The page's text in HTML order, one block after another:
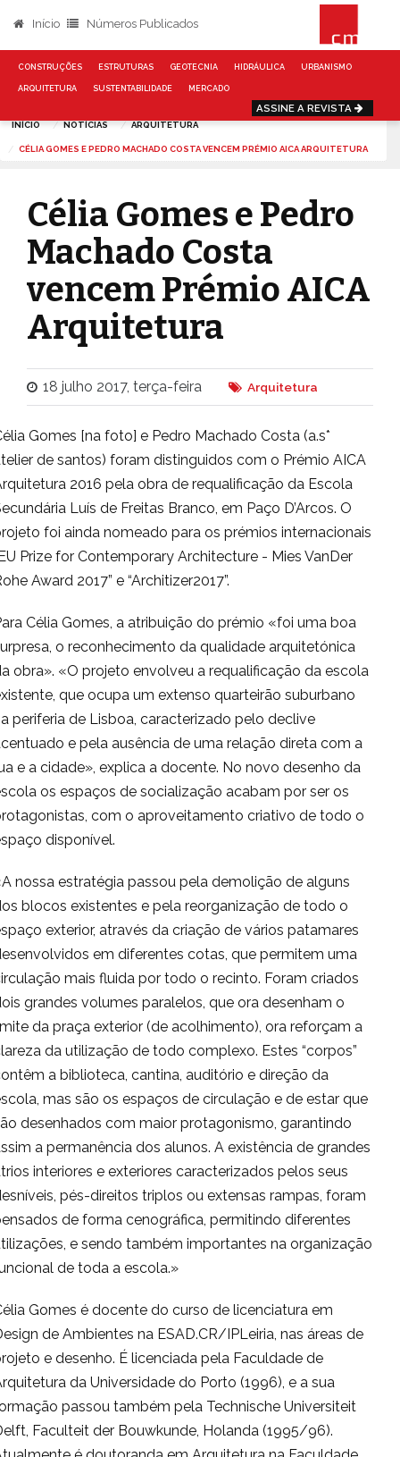
Início Números Publicados
CONSTRUÇÕES ESTRUTURAS GEOTECNIA HIDRÁULICA URBANISMO
ARQUITETURA SUSTENTABILIDADE MERCADO
ASSINE A REVISTA
INÍCIO NOTÍCIAS ARQUITETURA
CÉLIA GOMES E PEDRO MACHADO COSTA VENCEM PRÉMIO AICA ARQUITETURA
Célia Gomes e Pedro
Machado Costa
vencem Prémio AICA
Arquitetura
18 julho 2017, terça-feira Arquitetura
Gomes [na foto] e Pedro Machado Costa (a.s*
de santos) foram distinguidos com o Prémio AICA
2016 pela obra de requalificação da Escola
Luís de Freitas Branco, em Paço D’Arcos. O
foi ainda nomeado para os prémios internacionais
Prize for Contemporary Architecture - Mies VanDer
Award 2017” e “Architizer2017”.
Célia Gomes, a atribuição do prémio «foi uma boa
o reconhecimento da qualidade arquitetónica
obra». «O projeto envolveu a requalificação da escola
que ocupa um extenso quarteirão suburbano
periferia de Lisboa, caracterizado pelo declive
e pela ausência de uma relação direta com a
e a cidade», explica a docente. No novo desenho da
os espaços de socialização acabam por ser os
com o aproveitamento criativo de todo o
disponível.
nossa estratégia passou pela demolição de alguns
blocos existentes e pela reorganização de todo o
exterior, através da criação de vários patamares
em diferentes cotas, que permitem uma
mais fluida por todo o recinto. Foram criados
grandes volumes paralelos, que ora desenham o
da praça exterior (de acolhimento), ora reforçam a
da utilização de todo complexo. Estes “corpos”
a biblioteca, cantina, auditório e direção da
mas são os espaços de circulação e de estar que
desenhados com maior protagonismo, garantindo
a permanência dos alunos. A existência de grandes
interiores e exteriores caracterizados pelos seus
pés-direitos triplos ou extensas rampas, foram
de forma cenográfica, permitindo diferentes
e sendo também importantes na organização
de toda a escola.»
Gomes é docente do curso de licenciatura em
de Ambientes na ESAD.CR/IPLeiria, nas áreas de
e desenho. É licenciada pela Faculdade de
da Universidade do Porto (1996), e a sua
passou também pela Technische Universiteit
Faculteit der Bouwkunde, Holanda (1995/96).